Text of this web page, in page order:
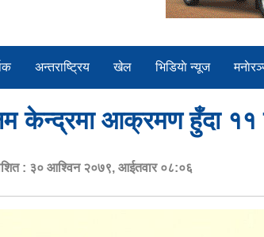
अन्तराष्ट्रिय खेल भिडियाे न्यूज
केन्द्रमा आक्रमण हुँदा ११
: ३० आश्विन २०७९, आईतवार ०८:०६